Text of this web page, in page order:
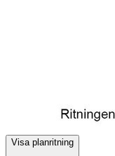
Visa planritning